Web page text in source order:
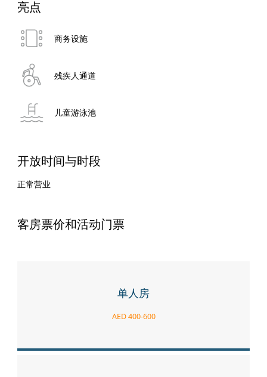
亮点
商务设施
残疾人通道
儿童游泳池
开放时间与时段
正常营业
客房票价和活动门票
单人房
AED 400-600